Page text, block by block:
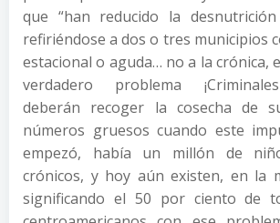
que “han reducido la
refiriéndose a dos o tres municipios
estacional o aguda… no a la crónica,
verdadero problema
deberán recoger la cosecha de
números gruesos cuando este
empezó, había un millón de
crónicos, y hoy aún existen, en la
significando el 50 por ciento de